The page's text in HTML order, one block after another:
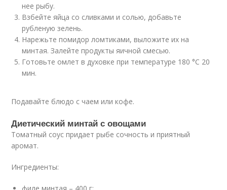
нее рыбу.
Взбейте яйца со сливками и солью, добавьте
рубленую зелень.
Нарежьте помидор ломтиками, выложите их на
минтая. Залейте продукты яичной смесью.
Готовьте омлет в духовке при температуре 180 °С 20
мин.
Подавайте блюдо с чаем или кофе.
Диетический минтай с овощами
Томатный соус придает рыбе сочность и приятный
аромат.
Ингредиенты: